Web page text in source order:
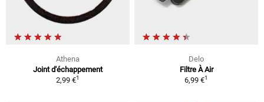
Athena
Joint d'échappement
2,99 €1
Delo
Filtre À Air
6,99 €1